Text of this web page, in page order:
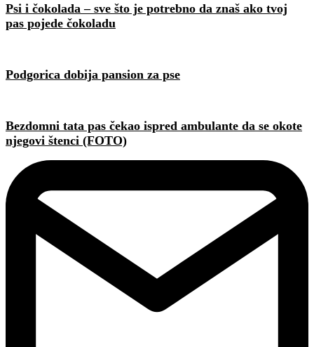
Psi i čokolada – sve što je potrebno da znaš ako tvoj
pas pojede čokoladu
Podgorica dobija pansion za pse
Bezdomni tata pas čekao ispred ambulante da se okote
njegovi štenci (FOTO)